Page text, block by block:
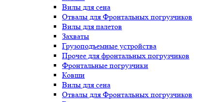
Вилы для сена
Отвалы для Фронтальных погрузчиков
Вилы для палетов
Захваты
Грузоподъемные устройства
Прочее для фронтальных погрузчиков
Фронтальные погрузчики
Ковши
Вилы для сена
Отвалы для Фронтальных погрузчиков